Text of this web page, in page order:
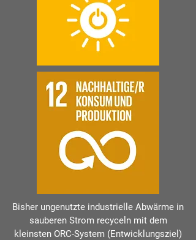
Bisher ungenutzte industrielle Abwärme in
sauberen Strom recyceln mit dem
kleinsten ORC-System (Entwicklungsziel)